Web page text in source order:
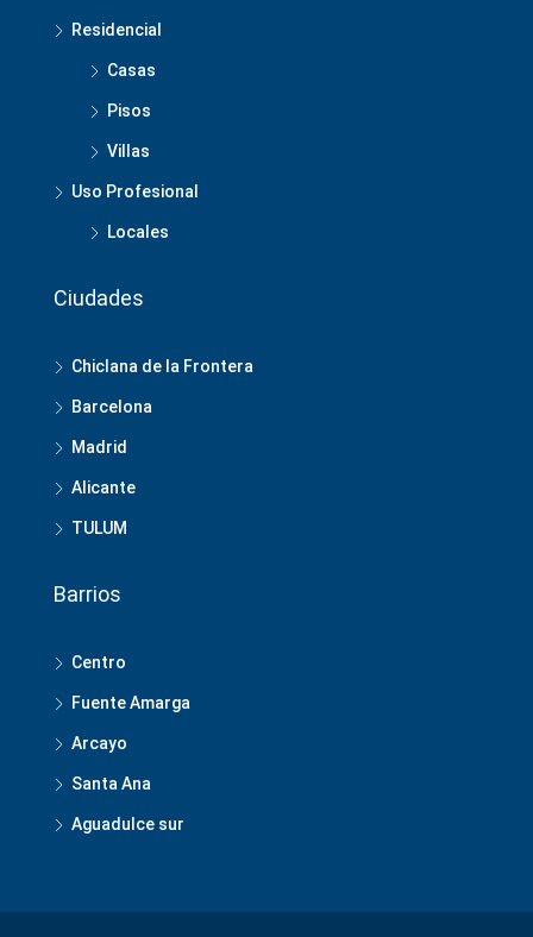
Residencial
Casas
Pisos
Villas
Uso Profesional
Locales
Ciudades
Chiclana de la Frontera
Barcelona
Madrid
Alicante
TULUM
Barrios
Centro
Fuente Amarga
Arcayo
Santa Ana
Aguadulce sur